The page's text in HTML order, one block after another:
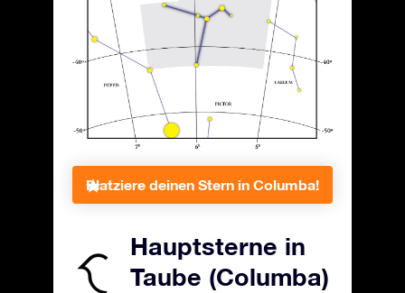
Platziere deinen Stern in Columba!
Hauptsterne in
Taube (Columba)